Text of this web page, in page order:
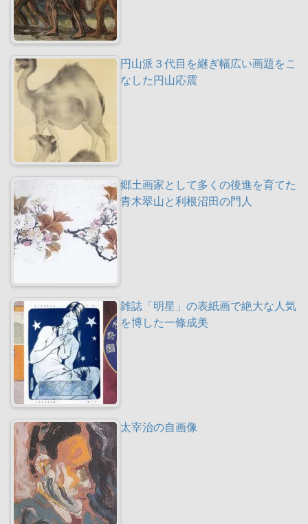
円山派３代目を継ぎ幅広い画題をこ
なした円山応震
郷土画家として多くの後進を育てた
青木翠山と利根沼田の門人
雑誌「明星」の表紙画で絶大な人気
を博した一條成美
太宰治の自画像